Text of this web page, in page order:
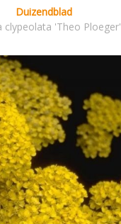
Duizendblad
clypeolata 'Theo Ploeger'